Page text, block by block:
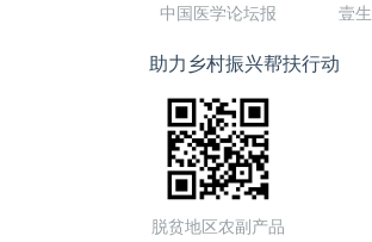
中国医学论坛报 壹生
助力乡村振兴帮扶行动
脱贫地区农副产品